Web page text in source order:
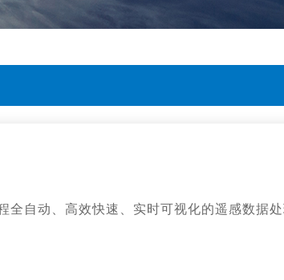
全自动、高效快速、实时可视化的遥感数据